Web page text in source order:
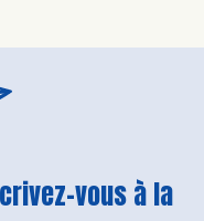
vous à la